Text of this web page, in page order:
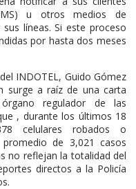
u otros medios de
líneas. Si este proceso
por hasta dos meses
INDOTEL, Guido Gómez
surge a raíz de una carta
regulador de las
, durante los últimos 18
celulares robados o
de 3,021 casos
no reflejan la totalidad del
directos a la Policía